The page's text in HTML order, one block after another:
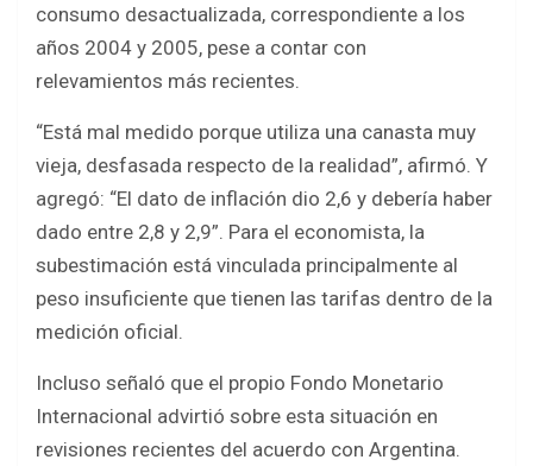
consumo desactualizada, correspondiente a los
años 2004 y 2005, pese a contar con
relevamientos más recientes.
“Está mal medido porque utiliza una canasta muy
vieja, desfasada respecto de la realidad”, afirmó. Y
agregó: “El dato de inflación dio 2,6 y debería haber
dado entre 2,8 y 2,9”. Para el economista, la
subestimación está vinculada principalmente al
peso insuficiente que tienen las tarifas dentro de la
medición oficial.
Incluso señaló que el propio Fondo Monetario
Internacional advirtió sobre esta situación en
revisiones recientes del acuerdo con Argentina.